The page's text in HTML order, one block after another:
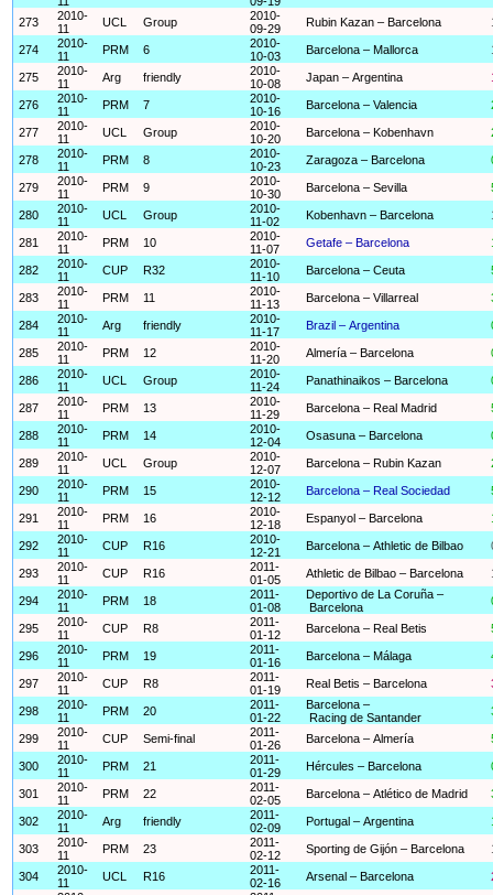
273
2010-
11
UCL Group
2010-
09-29
Rubin Kazan – Barcelona
274
2010-
11
PRM 6
2010-
10-03
Barcelona – Mallorca
275
2010-
11
Arg friendly
2010-
10-08
Japan – Argentina
276
2010-
11
PRM 7
2010-
10-16
Barcelona – Valencia
277
2010-
11
UCL Group
2010-
10-20
Barcelona – Kobenhavn
278
2010-
11
PRM 8
2010-
10-23
Zaragoza – Barcelona
279
2010-
11
PRM 9
2010-
10-30
Barcelona – Sevilla
280
2010-
11
UCL Group
2010-
11-02
Kobenhavn – Barcelona
281
2010-
11
PRM 10
2010-
11-07
Getafe – Barcelona
282
2010-
11
CUP R32
2010-
11-10
Barcelona – Ceuta
283
2010-
11
PRM 11
2010-
11-13
Barcelona – Villarreal
284
2010-
11
Arg friendly
2010-
11-17
Brazil – Argentina
285
2010-
11
PRM 12
2010-
11-20
Almería – Barcelona
286
2010-
11
UCL Group
2010-
11-24
Panathinaikos – Barcelona
287
2010-
11
PRM 13
2010-
11-29
Barcelona – Real Madrid
288
2010-
11
PRM 14
2010-
12-04
Osasuna – Barcelona
289
2010-
11
UCL Group
2010-
12-07
Barcelona – Rubin Kazan
290
2010-
11
PRM 15
2010-
12-12
Barcelona – Real Sociedad
291
2010-
11
PRM 16
2010-
12-18
Espanyol – Barcelona
292
2010-
11
CUP R16
2010-
12-21
Barcelona – Athletic de Bilbao
293
2010-
11
CUP R16
2011-
01-05
Athletic de Bilbao – Barcelona
294
2010-
11
PRM 18
2011-
01-08
Deportivo de La Coruña –
Barcelona
295
2010-
11
CUP R8
2011-
01-12
Barcelona – Real Betis
296
2010-
11
PRM 19
2011-
01-16
Barcelona – Málaga
297
2010-
11
CUP R8
2011-
01-19
Real Betis – Barcelona
298
2010-
11
PRM 20
2011-
01-22
Barcelona –
Racing de Santander
299
2010-
11
CUP Semi-final
2011-
01-26
Barcelona – Almería
300
2010-
11
PRM 21
2011-
01-29
Hércules – Barcelona
301
2010-
11
PRM 22
2011-
02-05
Barcelona – Atlético de Madrid
302
2010-
11
Arg friendly
2011-
02-09
Portugal – Argentina
303
2010-
11
PRM 23
2011-
02-12
Sporting de Gijón – Barcelona
304
2010-
11
UCL R16
2011-
02-16
Arsenal – Barcelona